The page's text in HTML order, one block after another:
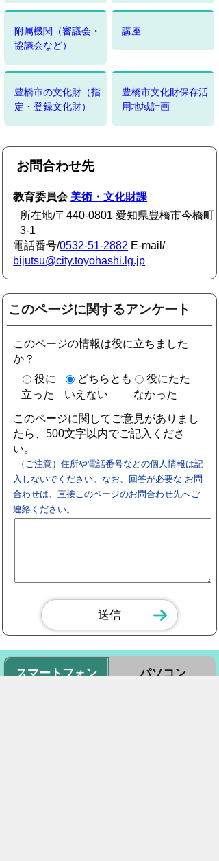
附属機関（審議会・
協議会など）
講座
豊橋市の文化財（指
定・登録文化財）
豊橋市文化財保存活
用地域計画
お問合わせ先
教育委員会 美術・文化財課
所在地/〒440-0801 愛知県豊橋市今橋町
3-1
電話番号/0532-51-2882 E-mail/
bijutsu@city.toyohashi.lg.jp
このページに関するアンケート
このページの情報は役に立ちました
か？
役に
立った
どちらとも
いえない
役にたた
なかった
このページに関してご意見がありまし
たら、500文字以内でご記入くださ
い。
（ご注意）住所や電話番号などの個人情報は記
入しないでください。なお、回答が必要な お問
合わせは、直接このページのお問合わせ先へご
連絡ください。
スマートフォン パソコン